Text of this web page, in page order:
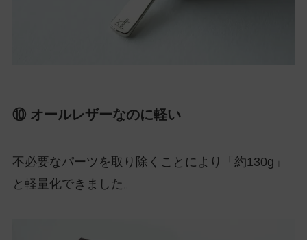
⑩ オールレザーなのに軽い
不必要なパーツを取り除くことにより「約130g」
と軽量化できました。